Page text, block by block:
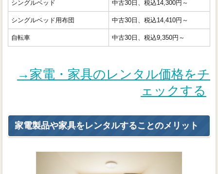
シングルベッド 中古30日、税込14,300円～
シングルベッド用布団 中古30日、税込14,410円～
自転車 中古30日、税込9,350円～
→家電・家具のレンタル価格をチ
ェックする
家電製品や家具をレンタルすることのメリット